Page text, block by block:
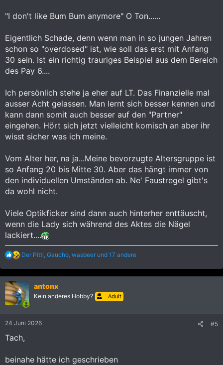
"I don't like Bum Bum anymore" O Ton......
Eigentlich Schade, denn wenn man in so jungen Jahren
schon so "overdosed" ist, wie soll das erst mit Anfang
30 sein. Ist ein richtig trauriges Beispiel aus dem Bereich
des Pay 6....
Ich persönlich stehe ja eher auf LT. Das Finanzielle mal
ausser Acht gelassen. Man lernt sich besser kennen und
kann dann somit auch besser auf den "Partner"
eingehen. Hört sich jetzt vielleicht komisch an aber ihr
wisst sicher was ich meine.
Vom Alter her, na ja...Meine bevorzugte Altersgruppe ist
so Anfang 20 bis Mitte 30. Aber das hängt immer von
den individuellen Umständen ab. Ne' Faustregel gibt's
da wohl nicht.
Viele Optikficker sind dann auch hinterher enttäuscht,
wenn die Lady sich während des Aktes die Nägel
lackiert....
R
a
k
t
i
o
n
n
Der Pitti Gaucho wasbeer und 17 andere
antonx
Kein anderes Hobby? Adult
24 Juni 2026 #5
Tach,
beinahe hätte ich geschrieben